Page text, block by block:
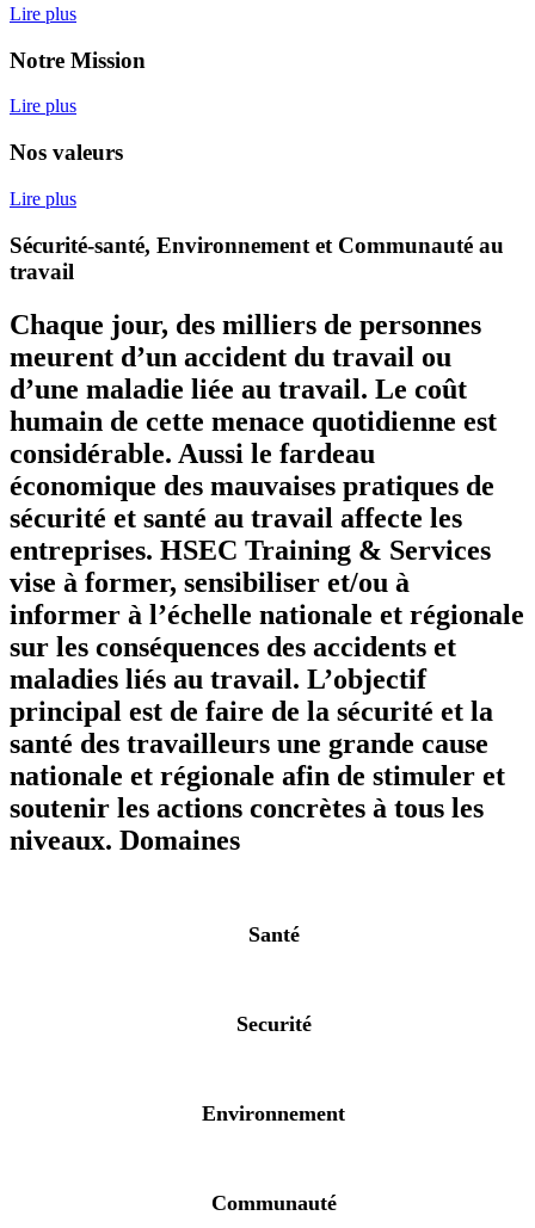
Lire plus
Notre Mission
Lire plus
Nos valeurs
Lire plus
Sécurité-santé, Environnement et Communauté au
travail
Chaque jour, des milliers de personnes
meurent d’un accident du travail ou
d’une maladie liée au travail. Le coût
humain de cette menace quotidienne est
considérable. Aussi le fardeau
économique des mauvaises pratiques de
sécurité et santé au travail affecte les
entreprises. HSEC Training & Services
vise à former, sensibiliser et/ou à
informer à l’échelle nationale et régionale
sur les conséquences des accidents et
maladies liés au travail. L’objectif
principal est de faire de la sécurité et la
santé des travailleurs une grande cause
nationale et régionale afin de stimuler et
soutenir les actions concrètes à tous les
niveaux. Domaines
Santé
Securité
Environnement
Communauté